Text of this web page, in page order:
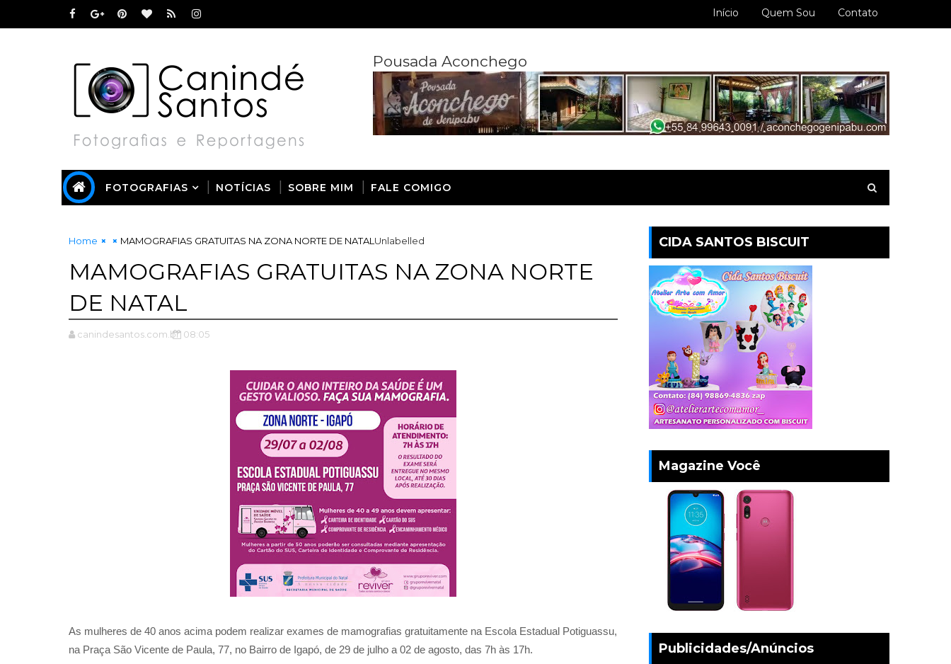
Início Quem Sou Contato
Pousada Aconchego
FOTOGRAFIAS NOTÍCIAS SOBRE MIM FALE COMIGO
Home Unlabelled
MAMOGRAFIAS GRATUITAS NA ZONA NORTE DE NATAL
MAMOGRAFIAS GRATUITAS NA ZONA NORTE
DE NATAL
canindesantos.com.br 08:05
As mulheres de 40 anos acima podem realizar exames de mamografias gratuitamente na Escola Estadual Potiguassu,
na Praça São Vicente de Paula, 77, no Bairro de Igapó, de 29 de julho a 02 de agosto, das 7h às 17h.
CIDA SANTOS BISCUIT
Magazine Você
Publicidades/Anúncios